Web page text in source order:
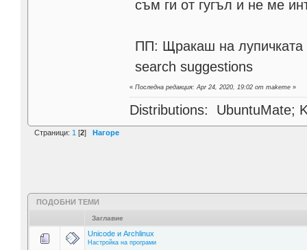
съм ги от гугъл и не ме
ПП: Щракаш на лупичката
search suggestions
«Последна редакция: Apr 24, 2020, 19:02 от makeme »
Distributions: UbuntuMate;
Страници: 1 [2] Нагоре
ПОДОБНИ ТЕМИ
Заглавие
Unicode и Archlinux
Настройка на програми